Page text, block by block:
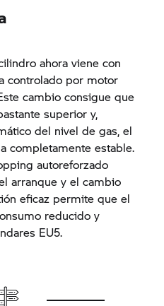
ahora viene con
controlado por motor
cambio consigue que
superior y,
del nivel de gas, el
completamente estable.
autoreforzado
arranque y el cambio
eficaz permite que el
reducido y
EU5.